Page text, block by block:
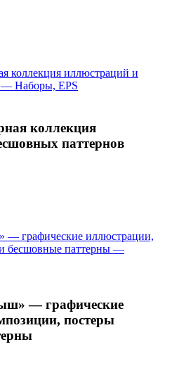
коллекция
паттернов
— графические
постеры